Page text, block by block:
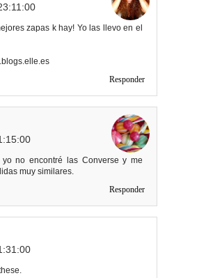
zapas k hay! Yo las llevo en el
Responder
yo no encontré las Converse y me
muy similares.
Responder